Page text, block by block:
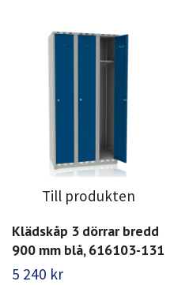
Till produkten
Klädskåp 3 dörrar bredd
900 mm blå, 616103-131
5 240 kr